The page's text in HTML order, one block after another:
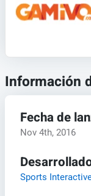
Información
Fecha de
Nov 4th, 2016
Sports